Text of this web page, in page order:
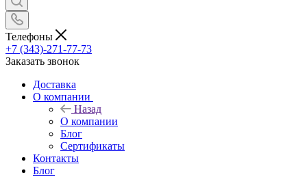
Телефоны
+7 (343)-271-77-73
Заказать звонок
Доставка
О компании
Назад
О компании
Блог
Сертификаты
Контакты
Блог